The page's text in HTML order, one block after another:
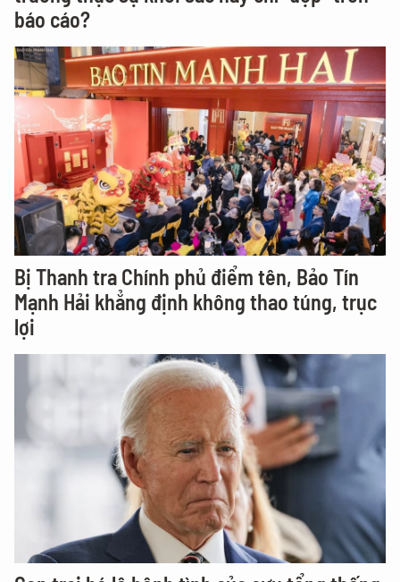
báo cáo?
Bị Thanh tra Chính phủ điểm tên, Bảo Tín
Mạnh Hải khẳng định không thao túng, trục
lợi